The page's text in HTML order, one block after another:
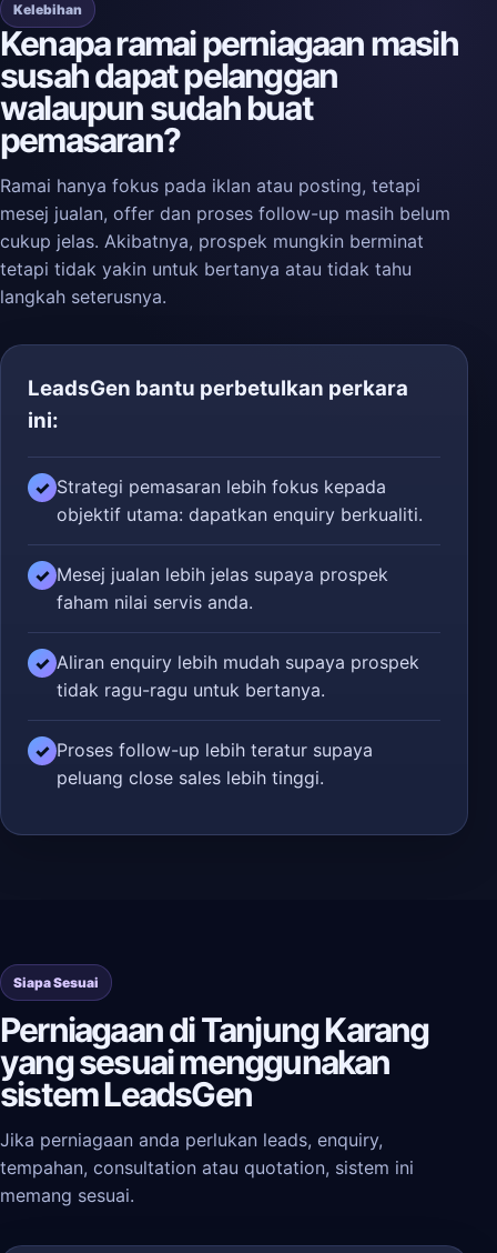
Kelebihan
Kenapa ramai perniagaan masih
susah dapat pelanggan
walaupun sudah buat
pemasaran?
Ramai hanya fokus pada iklan atau posting, tetapi
mesej jualan, offer dan proses follow-up masih belum
cukup jelas. Akibatnya, prospek mungkin berminat
tetapi tidak yakin untuk bertanya atau tidak tahu
langkah seterusnya.
LeadsGen bantu perbetulkan perkara
ini:
✓ Strategi pemasaran lebih fokus kepada
objektif utama: dapatkan enquiry berkualiti.
✓ Mesej jualan lebih jelas supaya prospek
faham nilai servis anda.
✓ Aliran enquiry lebih mudah supaya prospek
tidak ragu-ragu untuk bertanya.
✓ Proses follow-up lebih teratur supaya
peluang close sales lebih tinggi.
Siapa Sesuai
Perniagaan di Tanjung Karang
yang sesuai menggunakan
sistem LeadsGen
Jika perniagaan anda perlukan leads, enquiry,
tempahan, consultation atau quotation, sistem ini
memang sesuai.